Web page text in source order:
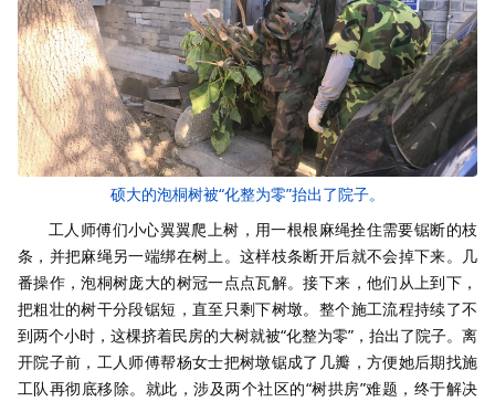
硕大的泡桐树被“化整为零”抬出了院子。
工人师傅们小心翼翼爬上树，用一根根麻绳拴住需要锯断的枝
条，并把麻绳另一端绑在树上。这样枝条断开后就不会掉下来。几
番操作，泡桐树庞大的树冠一点点瓦解。接下来，他们从上到下，
把粗壮的树干分段锯短，直至只剩下树墩。整个施工流程持续了不
到两个小时，这棵挤着民房的大树就被“化整为零”，抬出了院子。离
开院子前，工人师傅帮杨女士把树墩锯成了几瓣，方便她后期找施
工队再彻底移除。就此，涉及两个社区的“树拱房”难题，终于解决